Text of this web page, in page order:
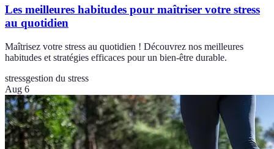
Les meilleures habitudes pour maîtriser votre stress
au quotidien
Maîtrisez votre stress au quotidien ! Découvrez nos meilleures
habitudes et stratégies efficaces pour un bien-être durable.
stressgestion du stress
Aug 6